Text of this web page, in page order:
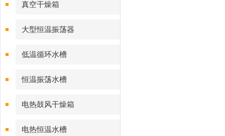
真空干燥箱
大型恒温振荡器
低温循环水槽
恒温振荡水槽
电热鼓风干燥箱
电热恒温水槽